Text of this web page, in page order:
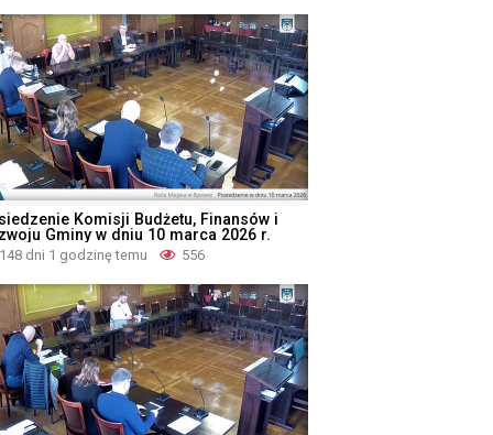
Komisji Budżetu, Finansów i
Gminy w dniu 10 marca 2026 r.
148 dni 1 godzinę temu 556